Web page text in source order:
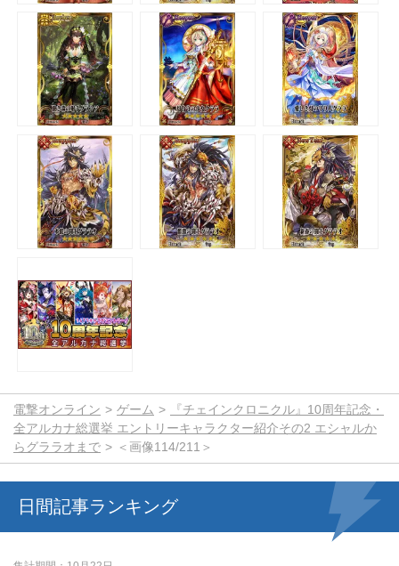
電撃オンライン ゲーム
『チェインクロニクル』10周年記念・
全アルカナ総選挙 エントリーキャラクター紹介その2 エシャルか
らグララオまで
＜画像114/211＞
日間記事ランキング